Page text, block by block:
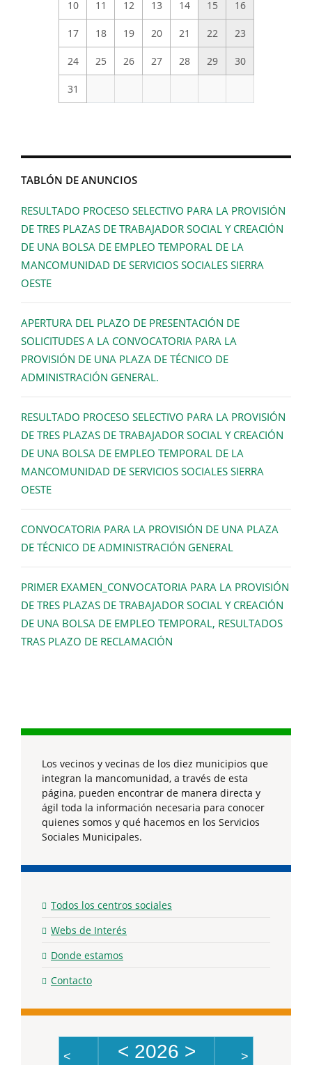
10 11 12 13 14 15 16
17 18 19 20 21 22 23
24 25 26 27 28 29 30
31
TABLÓN DE ANUNCIOS
RESULTADO PROCESO SELECTIVO PARA LA PROVISIÓN
DE TRES PLAZAS DE TRABAJADOR SOCIAL Y CREACIÓN
DE UNA BOLSA DE EMPLEO TEMPORAL DE LA
MANCOMUNIDAD DE SERVICIOS SOCIALES SIERRA
OESTE
APERTURA DEL PLAZO DE PRESENTACIÓN DE
SOLICITUDES A LA CONVOCATORIA PARA LA
PROVISIÓN DE UNA PLAZA DE TÉCNICO DE
ADMINISTRACIÓN GENERAL.
RESULTADO PROCESO SELECTIVO PARA LA PROVISIÓN
DE TRES PLAZAS DE TRABAJADOR SOCIAL Y CREACIÓN
DE UNA BOLSA DE EMPLEO TEMPORAL DE LA
MANCOMUNIDAD DE SERVICIOS SOCIALES SIERRA
OESTE
CONVOCATORIA PARA LA PROVISIÓN DE UNA PLAZA
DE TÉCNICO DE ADMINISTRACIÓN GENERAL
PRIMER EXAMEN_CONVOCATORIA PARA LA PROVISIÓN
DE TRES PLAZAS DE TRABAJADOR SOCIAL Y CREACIÓN
DE UNA BOLSA DE EMPLEO TEMPORAL, RESULTADOS
TRAS PLAZO DE RECLAMACIÓN
Los vecinos y vecinas de los diez municipios que
integran la mancomunidad, a través de esta
página, pueden encontrar de manera directa y
ágil toda la información necesaria para conocer
quienes somos y qué hacemos en los Servicios
Sociales Municipales.
Todos los centros sociales
Webs de Interés
Donde estamos
Contacto
< < 2026 > >